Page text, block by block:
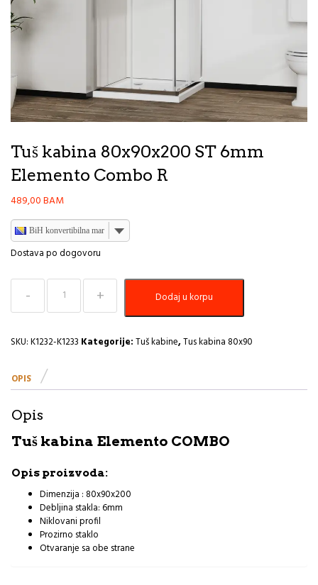
Tuš kabina 80x90x200 ST 6mm
Elemento Combo R
489,00BAM
BiH konvertibilna marka
Dostava po dogovoru
Tuš
kabina
80x90x200
6mm
Combo
količina
Dodaj u korpu
SKU:K1232-K1233 Kategorije:Tuš kabine,Tus kabina 80x90
OPIS
Opis
Tuš kabina Elemento COMBO
Opis proizvoda:
Dimenzija : 80x90x200
Debljina stakla: 6mm
Niklovani profil
Prozirno staklo
Otvaranje sa obe strane